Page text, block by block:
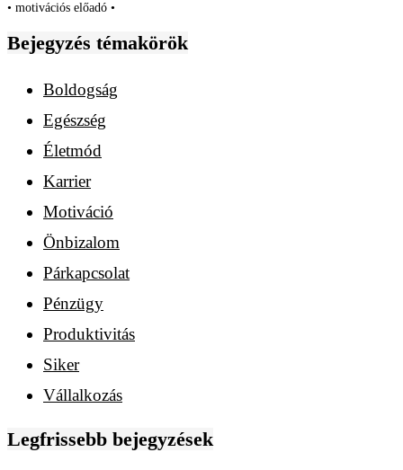
• motivációs előadó •
Bejegyzés témakörök
Boldogság
Egészség
Életmód
Karrier
Motiváció
Önbizalom
Párkapcsolat
Pénzügy
Produktivitás
Siker
Vállalkozás
Legfrissebb bejegyzések